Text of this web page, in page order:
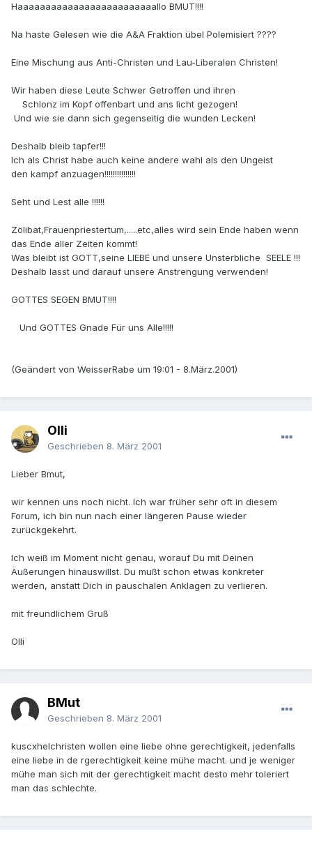
Haaaaaaaaaaaaaaaaaaaaaaaaallo BMUT!!!!
Na haste Gelesen wie die A&A Fraktion übel Polemisiert ????
Eine Mischung aus Anti-Christen und Lau-Liberalen Christen!
Wir haben diese Leute Schwer Getroffen und ihren
Schlonz im Kopf offenbart und ans licht gezogen!
Und wie sie dann sich gegenseitig die wunden Lecken!
Deshalb bleib tapfer!!!
Ich als Christ habe auch keine andere wahl als den Ungeist
den kampf anzuagen!!!!!!!!!!!!!!!
Seht und Lest alle !!!!!!
Zölibat,Frauenpriestertum,.....etc,alles wird sein Ende haben wenn
das Ende aller Zeiten kommt!
Was bleibt ist GOTT,seine LIEBE und unsere Unsterbliche SEELE !!!
Deshalb lasst und darauf unsere Anstrengung verwenden!
GOTTES SEGEN BMUT!!!!
Und GOTTES Gnade Für uns Alle!!!!!
(Geändert von WeisserRabe um 19:01 - 8.März.2001)
Olli
Geschrieben 8. März 2001
Lieber Bmut,
wir kennen uns noch nicht. Ich war früher sehr oft in diesem
Forum, ich bin nun nach einer längeren Pause wieder
zurückgekehrt.
Ich weiß im Moment nicht genau, worauf Du mit Deinen
Äußerungen hinauswillst. Du mußt schon etwas konkreter
werden, anstatt Dich in pauschalen Anklagen zu verlieren.
mit freundlichem Gruß
Olli
BMut
Geschrieben 8. März 2001
kuscxhelchristen wollen eine liebe ohne gerechtigkeit, jedenfalls
eine liebe in de rgerechtigkeit keine mühe macht. und je weniger
mühe man sich mit der gerechtigkeit macht desto mehr toleriert
man das schlechte.